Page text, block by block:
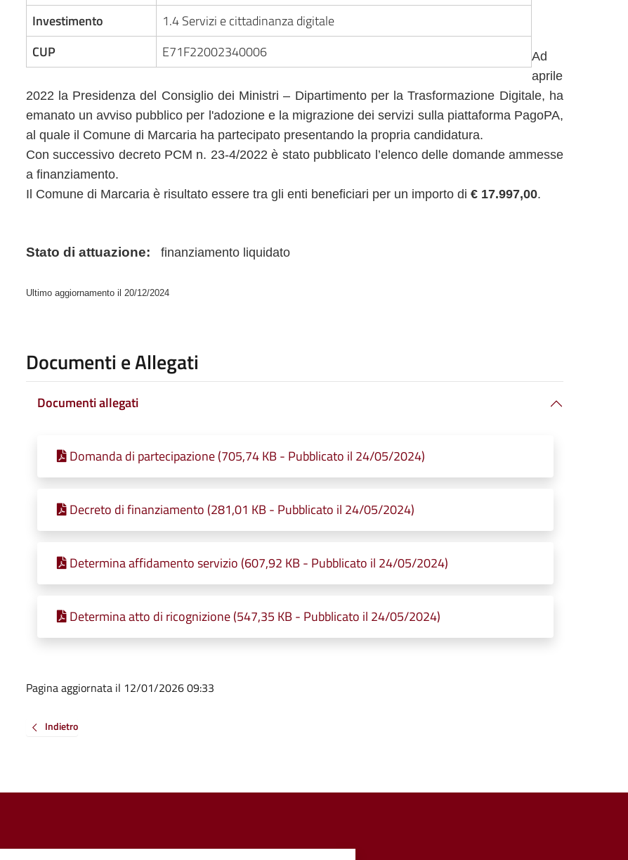
Investimento
1.4 Servizi e cittadinanza digitale
CUP
E71F22002340006
Ad
aprile
2022 la Presidenza del Consiglio dei Ministri – Dipartimento per la Trasformazione Digitale, ha
emanato un avviso pubblico per l'adozione e la migrazione dei servizi sulla piattaforma PagoPA,
al quale il Comune di Marcaria ha partecipato presentando la propria candidatura.
Con successivo decreto PCM n. 23-4/2022 è stato pubblicato l’elenco delle domande ammesse
a finanziamento.
Il Comune di Marcaria è risultato essere tra gli enti beneficiari per un importo di € 17.997,00.
Stato di attuazione: finanziamento liquidato
Ultimo aggiornamento il 20/12/2024
Documenti e Allegati
Documenti allegati
Domanda di partecipazione (705,74 KB - Pubblicato il 24/05/2024)
Decreto di finanziamento (281,01 KB - Pubblicato il 24/05/2024)
Determina affidamento servizio (607,92 KB - Pubblicato il 24/05/2024)
Determina atto di ricognizione (547,35 KB - Pubblicato il 24/05/2024)
Pagina aggiornata il 12/01/2026 09:33
Indietro